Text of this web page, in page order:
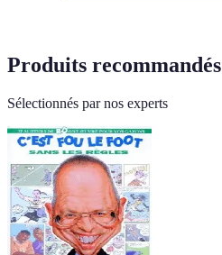
Produits recommandés
Sélectionnés par nos experts